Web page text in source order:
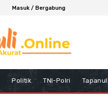
Masuk / Bergabung
Politik TNI-Polri Tapanuli